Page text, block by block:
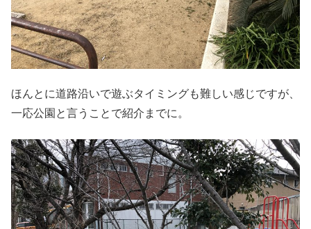
ほんとに道路沿いで遊ぶタイミングも難しい感じですが、
一応公園と言うことで紹介までに。